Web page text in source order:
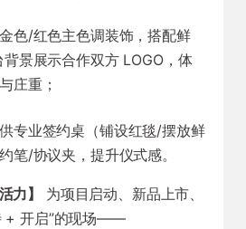
色/红色主色调装饰，搭配鲜
景展示合作双方 LOGO，体
庄重；
专业签约桌（铺设红毯/摆放鲜
笔/协议夹，提升仪式感。
力】
为项目启动、新品上市、
+ 开启”的现场——